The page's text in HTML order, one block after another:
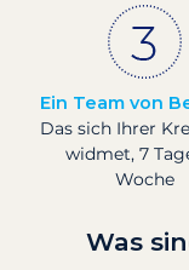
Ein Team von
Das sich Ihrer
widmet, 7
Woche
Was